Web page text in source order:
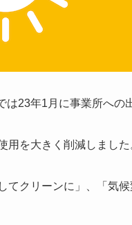
は23年1月に事業所へ
用を大きく削減しました
てクリーンに」、「気